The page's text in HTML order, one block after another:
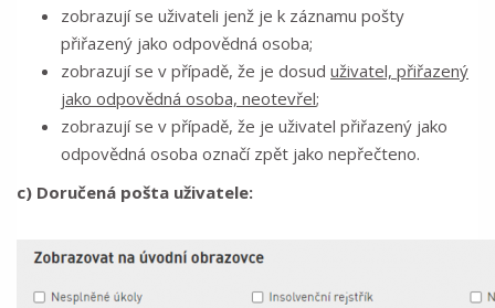
zobrazují se uživateli jenž je k záznamu pošty
přiřazený jako odpovědná osoba;
zobrazují se v případě, že je dosud uživatel, přiřazený
jako odpovědná osoba, neotevřel;
zobrazují se v případě, že je uživatel přiřazený jako
odpovědná osoba označí zpět jako nepřečteno.
c) Doručená pošta uživatele: